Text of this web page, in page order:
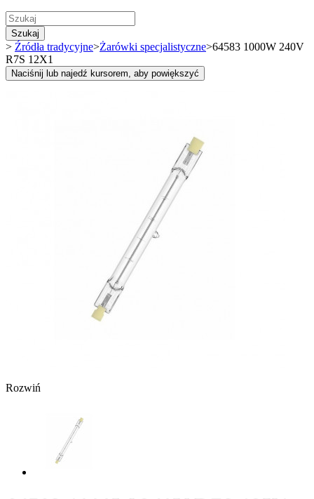
Szukaj
> Źródła tradycyjne>Żarówki specjalistyczne>64583 1000W 240V
R7S 12X1
Naciśnij lub najedź kursorem, aby powiększyć
Rozwiń